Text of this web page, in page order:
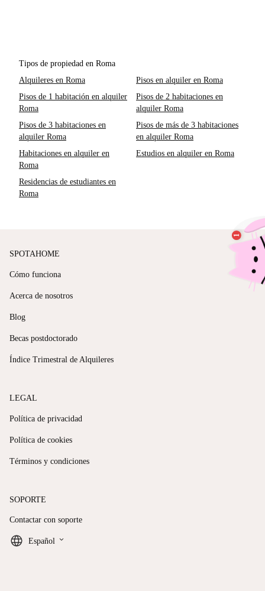
Tipos de propiedad en Roma
Alquileres en Roma
Pisos en alquiler en Roma
Pisos de 1 habitación en alquiler
Roma
Pisos de 2 habitaciones en
alquiler Roma
Pisos de 3 habitaciones en
alquiler Roma
Pisos de más de 3 habitaciones
en alquiler Roma
Habitaciones en alquiler en
Roma
Estudios en alquiler en Roma
Residencias de estudiantes en
Roma
SPOTAHOME
Cómo funciona
Acerca de nosotros
Blog
Becas postdoctorado
Índice Trimestral de Alquileres
LEGAL
Política de privacidad
Política de cookies
Términos y condiciones
SOPORTE
Contactar con soporte
Español keyboard_arrow_down